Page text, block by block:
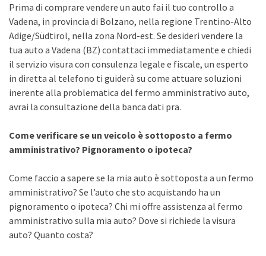
Prima di comprare vendere un auto fai il tuo controllo a
Vadena, in provincia di Bolzano, nella regione Trentino-Alto
Adige/Südtirol, nella zona Nord-est. Se desideri vendere la
tua auto a Vadena (BZ) contattaci immediatamente e chiedi
il servizio visura con consulenza legale e fiscale, un esperto
in diretta al telefono ti guiderà su come attuare soluzioni
inerente alla problematica del fermo amministrativo auto,
avrai la consultazione della banca dati pra.
Come verificare se un veicolo è sottoposto a fermo
amministrativo? Pignoramento o ipoteca?
Come faccio a sapere se la mia auto è sottoposta a un fermo
amministrativo? Se l’auto che sto acquistando ha un
pignoramento o ipoteca? Chi mi offre assistenza al fermo
amministrativo sulla mia auto? Dove si richiede la visura
auto? Quanto costa?